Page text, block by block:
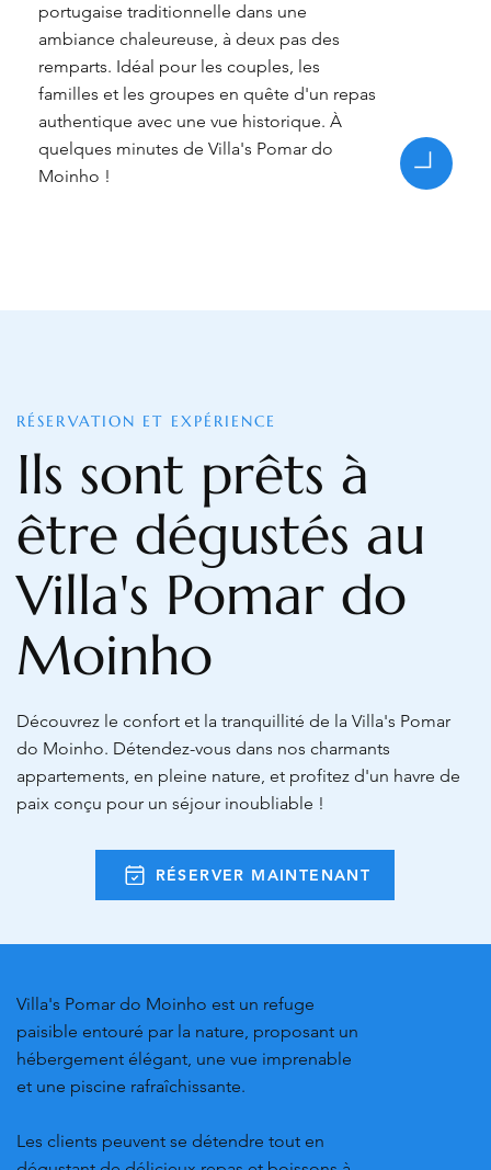
portugaise traditionnelle dans une
ambiance chaleureuse, à deux pas des
remparts. Idéal pour les couples, les
familles et les groupes en quête d'un repas
authentique avec une vue historique. À
quelques minutes de Villa's Pomar do
Moinho !
RÉSERVATION ET EXPÉRIENCE
Ils sont prêts à
être dégustés au
Villa's Pomar do
Moinho
Découvrez le confort et la tranquillité de la Villa's Pomar
do Moinho. Détendez-vous dans nos charmants
appartements, en pleine nature, et profitez d'un havre de
paix conçu pour un séjour inoubliable !
RÉSERVER MAINTENANT
Villa's Pomar do Moinho est un refuge
paisible entouré par la nature, proposant un
hébergement élégant, une vue imprenable
et une piscine rafraîchissante.
Les clients peuvent se détendre tout en